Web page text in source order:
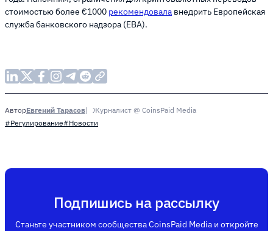
стоимостью более €1000 рекомендовала внедрить Европейская
служба банковского надзора (EBA).
АвторЕвгений Тарасов
Журналист @ CoinsPaid Media
#Регулирование#Новости
Подпишись на рассылку
Станьте участником сообщества CoinsPaid Media и откройте